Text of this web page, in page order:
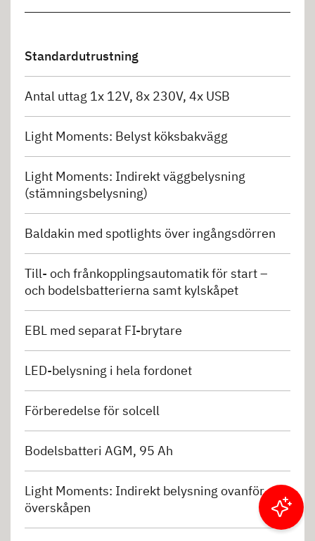
Standardutrustning
Antal uttag 1x 12V, 8x 230V, 4x USB
Light Moments: Belyst köksbakvägg
Light Moments: Indirekt väggbelysning
(stämningsbelysning)
Baldakin med spotlights över ingångsdörren
Till- och frånkopplingsautomatik för start –
och bodelsbatterierna samt kylskåpet
EBL med separat FI-brytare
LED-belysning i hela fordonet
Förberedelse för solcell
Bodelsbatteri AGM, 95 Ah
Light Moments: Indirekt belysning ovanför
överskåpen
Filtrera resultat